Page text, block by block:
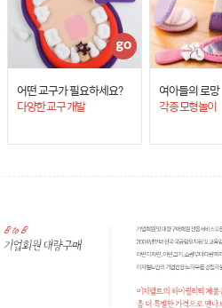
어떤 교구가 필요하세요?
다양한 교구 개발
여아들의 로망
각종 모형놀이